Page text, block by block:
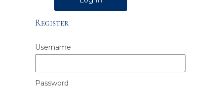
Alternative:
Register
Username
Password